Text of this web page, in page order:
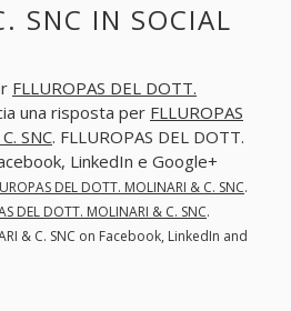
SNC IN SOCIAL
FLLUROPAS DEL DOTT.
una risposta per FLLUROPAS
SNC. FLLUROPAS DEL DOTT.
LinkedIn e Google+
DEL DOTT. MOLINARI & C. SNC.
DEL DOTT. MOLINARI & C. SNC.
& C. SNC on Facebook, LinkedIn and